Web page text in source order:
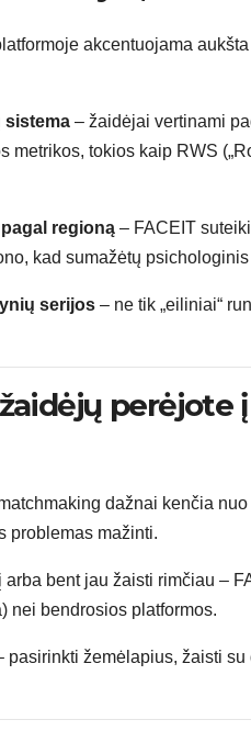
akcentuojama
sistema – žaidėjai vertinami
metrikos, tokios kaip RWS
regioną – FACEIT
kad sumažėtų
serijos – ne tik „eiliniai“
perėjote
dažnai kenčia nuo
problemas mažinti.
bent jau žaisti rimčiau –
nei bendrosios platformos.
pasirinkti žemėlapius, žaisti